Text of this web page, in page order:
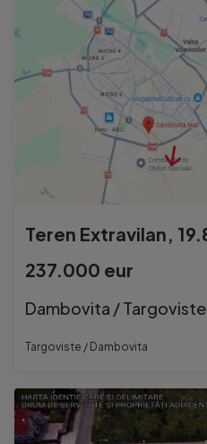
237.000 eur
Dambovita / Targoviste
Targoviste / Dambovita